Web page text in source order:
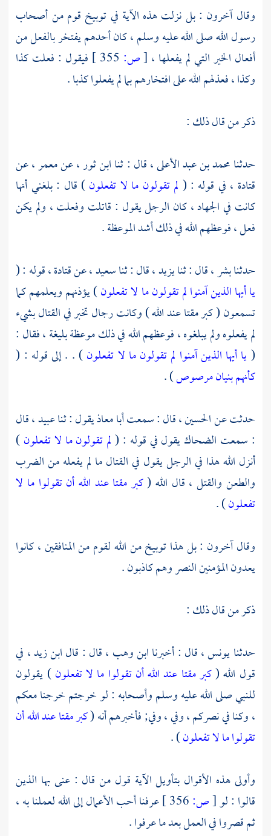
وقال آخرون : بل نزلت هذه الآية في توبيخ قوم من أصحاب
رسول الله صلى الله عليه وسلم ، كان أحدهم يفتخر بالفعل من
أفعال الخير التي لم يفعلها ، [ص:
فيقول : فعلت كذا
وكذا ، فعذلهم الله على افتخارهم بما لم يفعلوا كذبا .
ذكر من قال ذلك :
حدثنامحمد بن عبد الأعلى ،قال : ثناابن ثور ،عنمعمر ،عن
قتادة ، في قوله : ( لم تقولون ما لا تفعلون) قال : بلغني أنها
كانت في الجهاد ، كان الرجل يقول : قاتلت وفعلت ، ولم يكن
فعل ، فوعظهم الله في ذلك أشد الموعظة .
حدثنابشر ،قال : ثنايزيد ،قال : ثناسعيد ،عنقتادة ،قوله : (
يا أيها الذين آمنوا لم تقولون ما لا تفعلون) يؤذنهم ويعلمهم كما
تسمعون ( كبر مقتا عند الله ) وكانت رجال تخبر في القتال بشيء
لم يفعلوه ولم يبلغوه ، فوعظهم الله في ذلك موعظة بليغة ، فقال :
(يا أيها الذين آمنوا لم تقولون ما لا تفعلون) . . إلى قوله : (
كأنهم بنيان مرصوص) .
حدثت عنالحسين، قال : سمعتأبا معاذيقول : ثناعبيد ،قال
: سمعت الضحاكيقول في قوله : (لم تقولون ما لا تفعلون)
أنزل الله هذا في الرجل يقول في القتال ما لم يفعله من الضرب
والطعن والقتل ، قال الله (كبر مقتا عند الله أن تقولوا ما لا
تفعلون) .
وقال آخرون : بل هذا توبيخ من الله لقوم من المنافقين ، كانوا
يعدون المؤمنين النصر وهم كاذبون .
ذكر من قال ذلك :
حدثنايونس ،قال : أخبرناابن وهب ،قال : قالابن زيد ، في
قول الله (كبر مقتا عند الله أن تقولوا ما لا تفعلون) يقولون
للنبي صلى الله عليه وسلم وأصحابه : لو خرجتم خرجنا معكم
، وكنا في نصركم ، وفي ، وفي; فأخبرهم أنه (كبر مقتا عند الله أن
تقولوا ما لا تفعلون) .
وأولى هذه الأقوال بتأويل الآية قول من قال : عنى بها الذين
قالوا : لو[ص:
عرفنا أحب الأعمال إلى الله لعملنا به ،
ثم قصروا في العمل بعد ما عرفوا .